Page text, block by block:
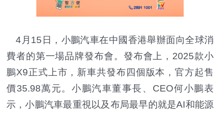
4月15日，小鵬汽車在中國香港舉辦面向全球消
費者的第一場品牌發布會。發布會上，2025款小
鵬X9正式上市，新車共發布四個版本，官方起售
價35.98萬元。小鵬汽車董事長、CEO何小鵬表
示，小鵬汽車最重視以及布局最早的就是AI和能源